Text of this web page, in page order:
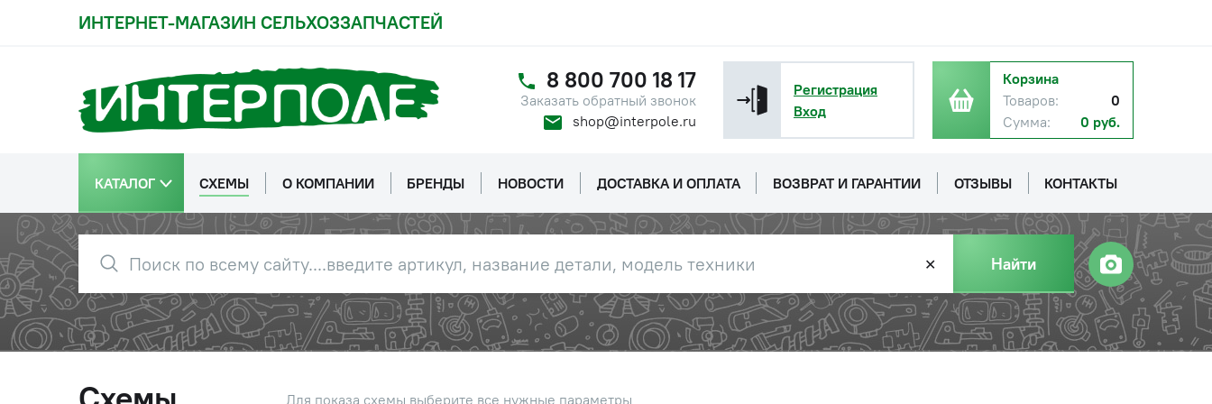
ИНТЕРНЕТ-МАГАЗИН СЕЛЬХОЗЗАПЧАСТЕЙ
8 800 700 18 17
Заказать обратный звонок
shop@interpole.ru
Регистрация
Вход
Корзина
Товаров:
0
Сумма:
0 руб.
КАТАЛОГ СХЕМЫ О КОМПАНИИ БРЕНДЫ НОВОСТИ ДОСТАВКА И ОПЛАТА ВОЗВРАТ И ГАРАНТИИ ОТЗЫВЫ КОНТАКТЫ
✕ Найти
Для показа схемы выберите все нужные параметры